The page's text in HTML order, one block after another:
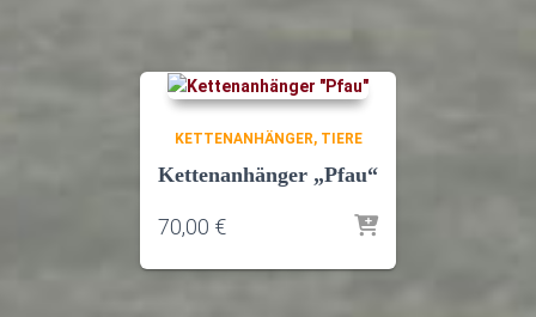
KETTENANHÄNGER TIERE
Kettenanhänger „Pfau“
70,00 €